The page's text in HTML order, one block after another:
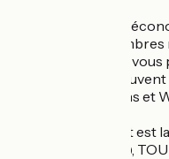
L'hôtel de gamme
possède des
été conçues pour
dont certaines
avec salles de bains et
Cet établissement est
environnemental),